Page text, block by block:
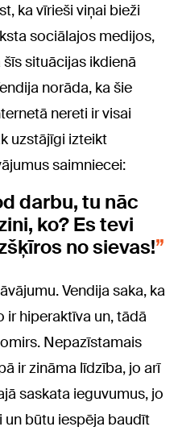
ka vīrieši viņai bieži
sociālajos medijos,
situācijas ikdienā
norāda, ka šie
nereti ir visai
uzstājīgi izteikt
saimniecei:
darbu, tu nāc
ko? Es tevi
no sievas!
Vendija saka, ka
ir hiperaktīva un, tādā
Nepazīstamais
ir zināma līdzība, jo arī
saskata ieguvumus, jo
būtu iespēja baudīt